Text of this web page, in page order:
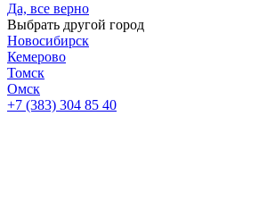
Да, все верно
Выбрать другой город
Новосибирск
Кемерово
Томск
Омск
+7 (383) 304 85 40